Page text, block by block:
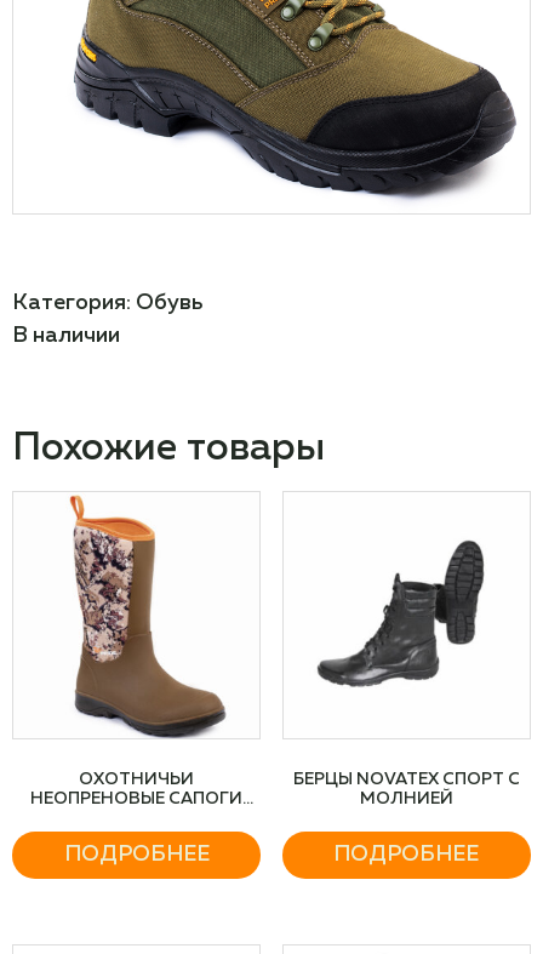
Категория: Обувь
В наличии
Похожие товары
ОХОТНИЧЬИ
НЕОПРЕНОВЫЕ САПОГИ
ПОДРОБНЕЕ
БЕРЦЫ NOVATEX СПОРТ С
МОЛНИЕЙ
ПОДРОБНЕЕ